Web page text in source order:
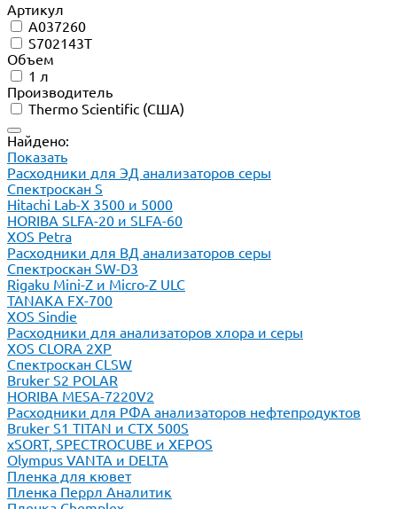
Артикул
A037260
S702143T
Объем
1 л
Производитель
Thermo Scientific (США)
Найдено:
Показать
Расходники для ЭД анализаторов серы
Спектроскан S
Hitachi Lab-X 3500 и 5000
HORIBA SLFA-20 и SLFA-60
XOS Petra
Расходники для ВД анализаторов серы
Спектроскан SW-D3
Rigaku Mini-Z и Micro-Z ULC
TANAKA FX-700
XOS Sindie
Расходники для анализаторов хлора и серы
XOS CLORA 2XP
Спектроскан CLSW
Bruker S2 POLAR
HORIBA MESA-7220V2
Расходники для РФА анализаторов нефтепродуктов
Bruker S1 TITAN и CTX 500S
xSORT, SPECTROCUBE и XEPOS
Olympus VANTA и DELTA
Пленка для кювет
Пленка Перрл Аналитик